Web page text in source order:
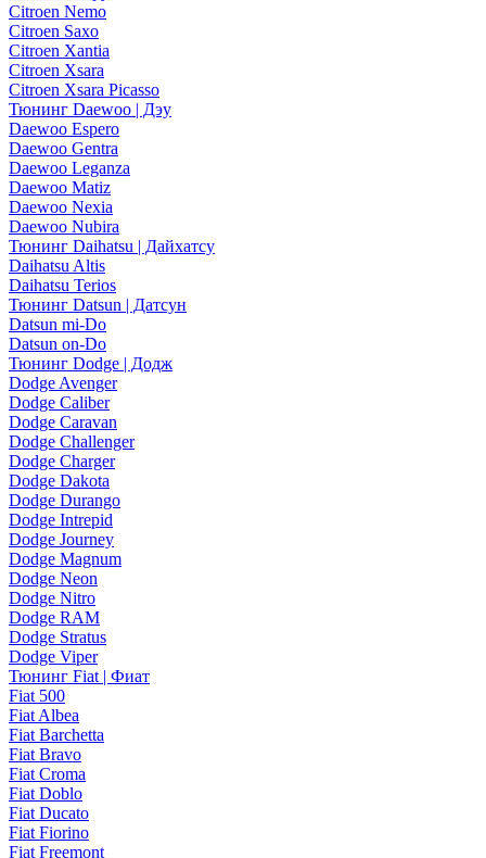
Citroen Nemo
Citroen Saxo
Citroen Xantia
Citroen Xsara
Citroen Xsara Picasso
Тюнинг Daewoo | Дэу
Daewoo Espero
Daewoo Gentra
Daewoo Leganza
Daewoo Matiz
Daewoo Nexia
Daewoo Nubira
Тюнинг Daihatsu | Дайхатсу
Daihatsu Altis
Daihatsu Terios
Тюнинг Datsun | Датсун
Datsun mi-Do
Datsun on-Do
Тюнинг Dodge | Додж
Dodge Avenger
Dodge Caliber
Dodge Caravan
Dodge Challenger
Dodge Charger
Dodge Dakota
Dodge Durango
Dodge Intrepid
Dodge Journey
Dodge Magnum
Dodge Neon
Dodge Nitro
Dodge RAM
Dodge Stratus
Dodge Viper
Тюнинг Fiat | Фиат
Fiat 500
Fiat Albea
Fiat Barchetta
Fiat Bravo
Fiat Croma
Fiat Doblo
Fiat Ducato
Fiat Fiorino
Fiat Freemont